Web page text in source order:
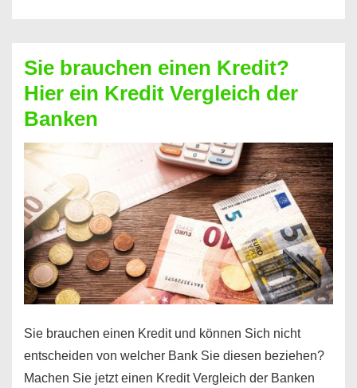
Summe
Geld?
Hier
einen
10000
Euro
Kredit
finden
Sie brauchen einen Kredit?
Hier ein Kredit Vergleich der
Banken
Sie brauchen einen Kredit und können Sich nicht
entscheiden von welcher Bank Sie diesen beziehen?
Machen Sie jetzt einen Kredit Vergleich der Banken